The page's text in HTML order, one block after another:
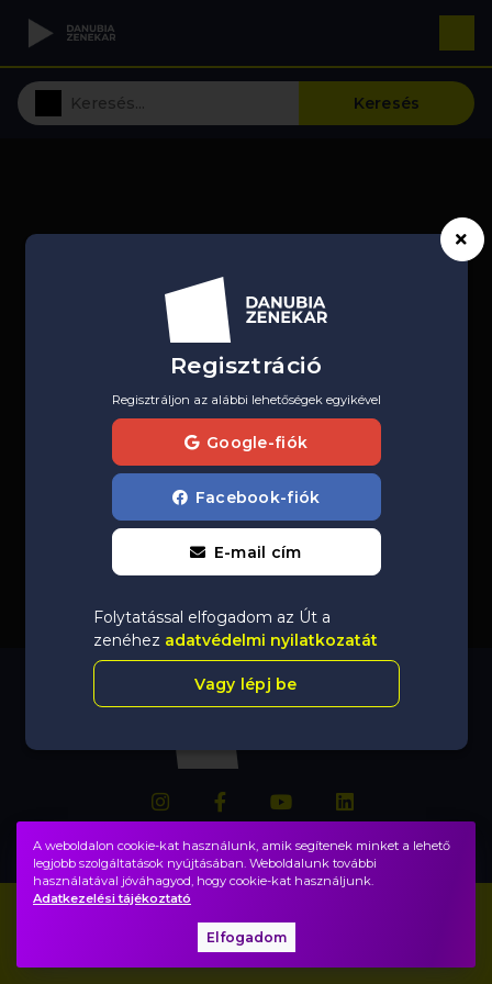
Keresés
Regisztráció
Regisztráljon az alábbi lehetőségek egyikével
Google-fiók
Facebook-fiók
E-mail cím
Folytatással elfogadom az Út a
zenéhez adatvédelmi nyilatkozatát
Vagy lépj be
A weboldalon cookie-kat használunk, amik segítenek minket a lehető
legjobb szolgáltatások nyújtásában. Weboldalunk további
használatával jóváhagyod, hogy cookie-kat használjunk.
Adatkezelési tájékoztató
Elfogadom
Impresszum
Adatvédelem, ÁSZF